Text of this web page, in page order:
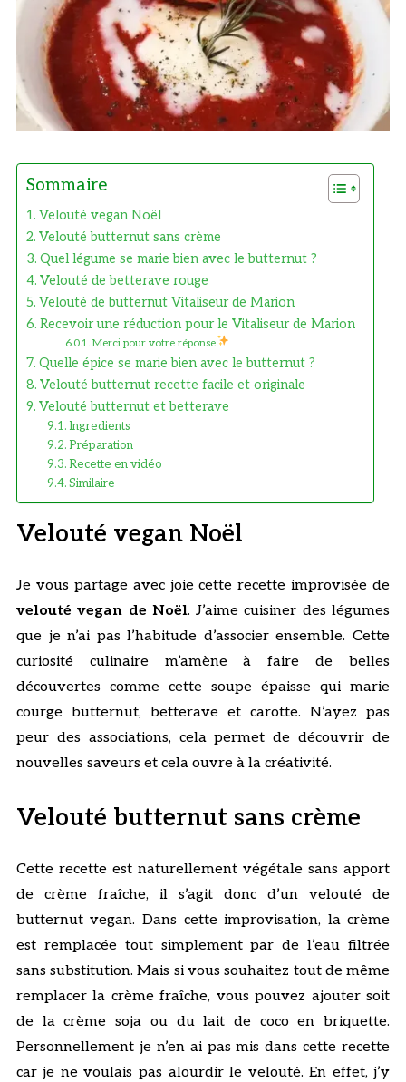
Sommaire
Velouté vegan Noël
Velouté butternut sans crème
Quel légume se marie bien avec le butternut ?
Velouté de betterave rouge
Velouté de butternut Vitaliseur de Marion
Recevoir une réduction pour le Vitaliseur de Marion
Merci pour votre réponse.
Quelle épice se marie bien avec le butternut ?
Velouté butternut recette facile et originale
Velouté butternut et betterave
Ingredients
Préparation
Recette en vidéo
Similaire
Velouté vegan Noël
Je vous partage avec joie cette recette improvisée de
velouté vegan de Noël. J’aime cuisiner des légumes
que je n’ai pas l’habitude d’associer ensemble. Cette
curiosité culinaire m’amène à faire de belles
découvertes comme cette soupe épaisse qui marie
courge butternut, betterave et carotte. N’ayez pas
peur des associations, cela permet de découvrir de
nouvelles saveurs et cela ouvre à la créativité.
Velouté butternut sans crème
Cette recette est naturellement végétale sans apport
de crème fraîche, il s’agit donc d’un velouté de
butternut vegan. Dans cette improvisation, la crème
est remplacée tout simplement par de l’eau filtrée
sans substitution. Mais si vous souhaitez tout de même
remplacer la crème fraîche, vous pouvez ajouter soit
de la crème soja ou du lait de coco en briquette.
Personnellement je n’en ai pas mis dans cette recette
car je ne voulais pas alourdir le velouté. En effet, j’y